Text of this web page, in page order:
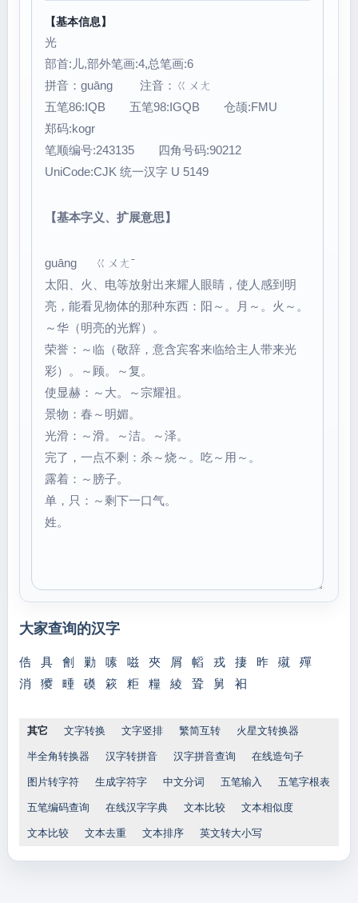
【基本信息】
光
部首:儿,部外笔画:4,总笔画:6
拼音：guāng 注音：ㄍㄨㄤ
五笔86:IQB 五笔98:IGQB 仓颉:FMU
郑码:kogr
笔顺编号:243135 四角号码:90212
UniCode:CJK 统一汉字 U 5149
【基本字义、扩展意思】
guāng ㄍㄨㄤˉ
太阳、火、电等放射出来耀人眼睛，使人感到明
亮，能看见物体的那种东西：阳～。月～。火～。
～华（明亮的光辉）。
荣誉：～临（敬辞，意含宾客来临给主人带来光
彩）。～顾。～复。
使显赫：～大。～宗耀祖。
景物：春～明媚。
光滑：～滑。～洁。～泽。
完了，一点不剩：杀～烧～。吃～用～。
露着：～膀子。
单，只：～剩下一口气。
姓。
大家查询的汉字
俈 具 劊 勦 嗉 嗞 夾 屑 幍 戎 捿 昨 殧
殫
消
獿 畽 磸 篍 粔 糧 綾 聓 舅 衵
其它 文字转换 文字竖排 繁简互转 火星文转换器
半全角转换器 汉字转拼音 汉字拼音查询 在线造句子
图片转字符 生成字符字 中文分词 五笔输入 五笔字根表
五笔编码查询 在线汉字字典 文本比较 文本相似度
文本比较 文本去重 文本排序 英文转大小写